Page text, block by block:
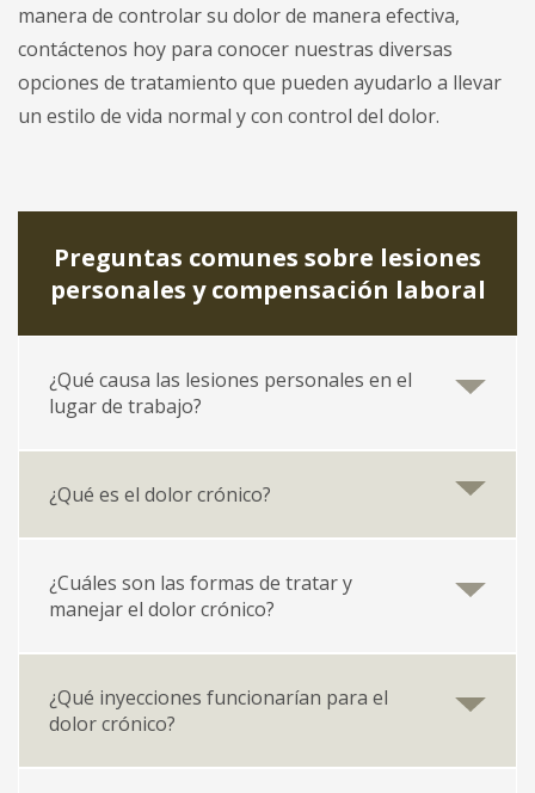
manera de controlar su dolor de manera efectiva,
contáctenos hoy para conocer nuestras diversas
opciones de tratamiento que pueden ayudarlo a llevar
un estilo de vida normal y con control del dolor.
Preguntas comunes sobre lesiones
personales y compensación laboral
¿Qué causa las lesiones personales en el
lugar de trabajo?
¿Qué es el dolor crónico?
¿Cuáles son las formas de tratar y
manejar el dolor crónico?
¿Qué inyecciones funcionarían para el
dolor crónico?